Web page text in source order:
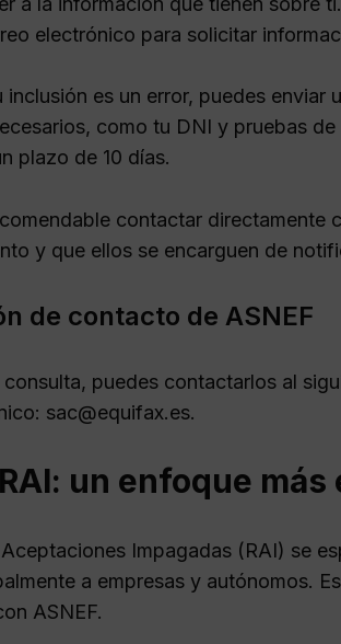
electrónico para solicitar
inclusión es un error, puedes
como tu DNI y pruebas
plazo de 10 días.
contactar
y que ellos se encarguen de
de contacto de ASNEF
consulta, puedes contactarlos al
sac@equifax.es.
un enfoque
Impagadas (RAI) se
a empresas y autónomos.
ASNEF.